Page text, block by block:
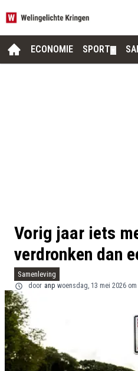
ECONOMIE SPORT
Vorig jaar iets
verdronken dan
Samenleving
door anp woensdag, 13 mei 2026